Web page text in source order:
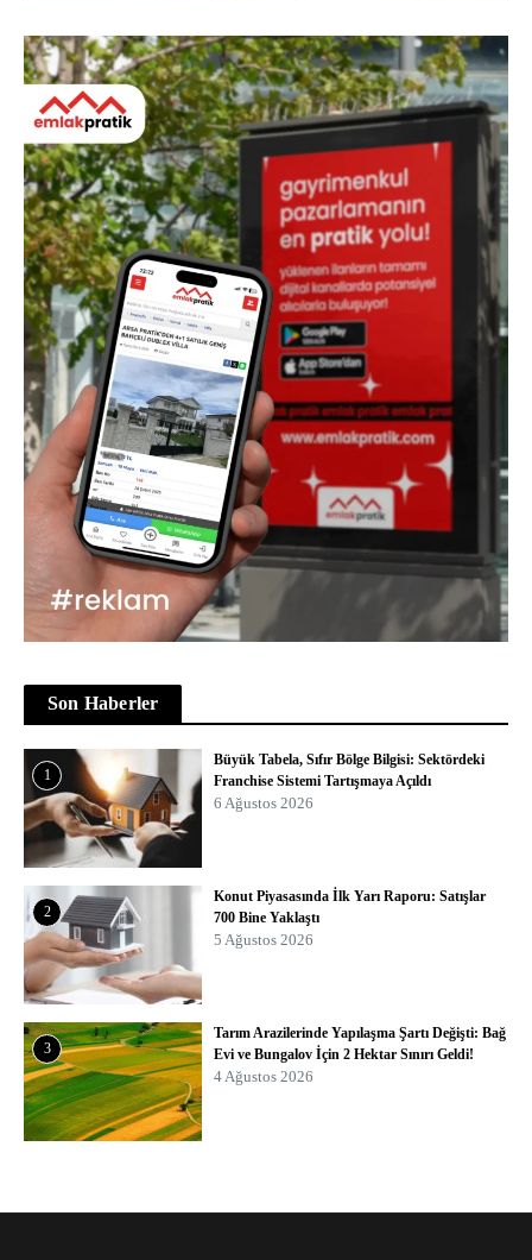
Son Haberler
1
Büyük Tabela, Sıfır Bölge Bilgisi: Sektördeki
Franchise Sistemi Tartışmaya Açıldı
6 Ağustos 2026
2
Konut Piyasasında İlk Yarı Raporu: Satışlar
700 Bine Yaklaştı
5 Ağustos 2026
3
Tarım Arazilerinde Yapılaşma Şartı Değişti: Bağ
Evi ve Bungalov İçin 2 Hektar Sınırı Geldi!
4 Ağustos 2026